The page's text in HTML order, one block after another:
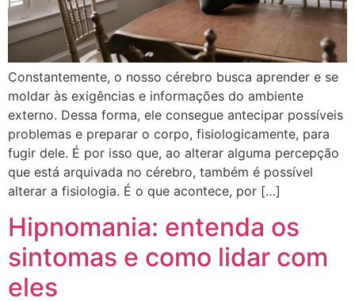
Constantemente, o nosso cérebro busca aprender e se
moldar às exigências e informações do ambiente
externo. Dessa forma, ele consegue antecipar possíveis
problemas e preparar o corpo, fisiologicamente, para
fugir dele. É por isso que, ao alterar alguma percepção
que está arquivada no cérebro, também é possível
alterar a fisiologia. É o que acontece, por […]
Hipnomania: entenda os
sintomas e como lidar com
eles